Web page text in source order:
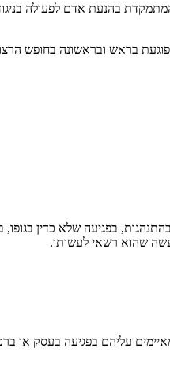
סעיף 428 לחוק העונשין היא עבירה פלילית חמורה
בראש ובראשונה בחופש
בהתנהגות, בפגיעה שלא כדין
שהוא רשאי לעשותו.
עליהם בפגיעה בעסק